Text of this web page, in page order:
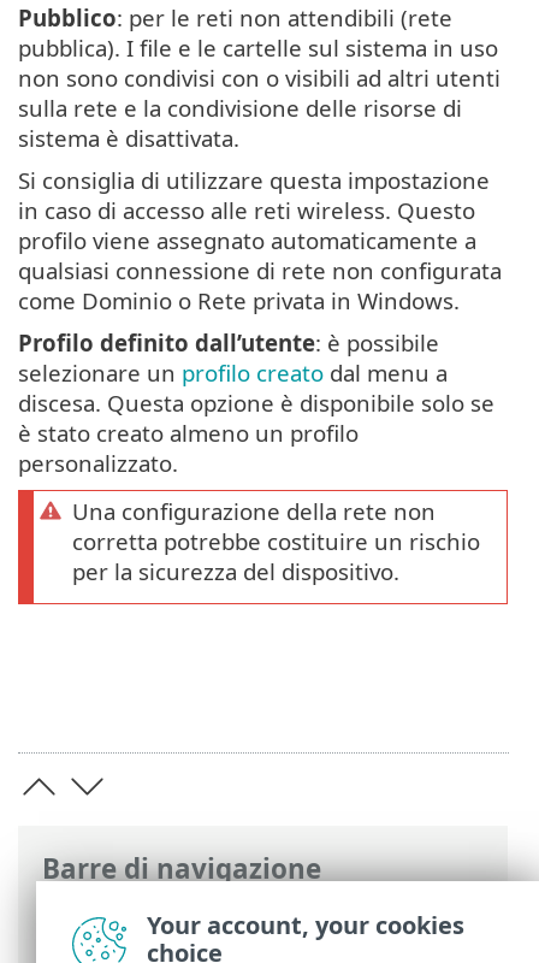
Barre di navigazione
Guida online ESET>ESET Security
Ultimate
>Avvio> Configura protezione
Pubblico: per le reti non attendibili (rete
pubblica). I file e le cartelle sul sistema in uso
non sono condivisi con o visibili ad altri utenti
sulla rete e la condivisione delle risorse di
sistema è disattivata.
Si consiglia di utilizzare questa impostazione
in caso di accesso alle reti wireless. Questo
profilo viene assegnato automaticamente a
qualsiasi connessione di rete non configurata
come Dominio o Rete privata in Windows.
Profilo definito dall’utente: è possibile
selezionare un profilo creato dal menu a
discesa. Questa opzione è disponibile solo se
è stato creato almeno un profilo
personalizzato.
Una configurazione della rete non
corretta potrebbe costituire un rischio
per la sicurezza del dispositivo.
Your account, your cookies
choice